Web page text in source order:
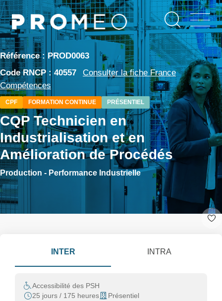
Aller
au
contenu
principal
Référence : PROD0063
Code RNCP : 40557
Consulter la fiche France
Compétences
CPF FORMATION CONTINUE PRÉSENTIEL
CQP Technicien en
Industrialisation et en
Amélioration de Procédés
Production - Performance Industrielle
INTER INTRA
Accessibilité des PSH
25 jours / 175 heures
Présentiel
Panneau de gestion des cookies